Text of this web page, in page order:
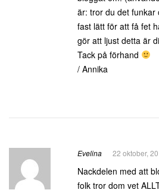
är: tror du det
fast lätt för att få fet
gör att ljust detta är
Tack på förhand
/ Annika
Evelina 22 oktober,
Nackdelen med att
folk tror dom vet